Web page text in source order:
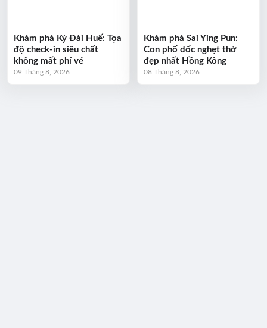
Khám phá Kỳ Đài Huế: Tọa
độ check-in siêu chất
không mất phí vé
09 Tháng 8, 2026
Khám phá Sai Ying Pun:
Con phố dốc nghẹt thở
đẹp nhất Hồng Kông
08 Tháng 8, 2026